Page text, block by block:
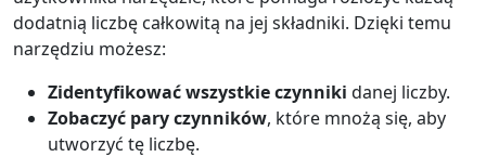
dodatnią liczbę całkowitą na jej składniki. Dzięki temu
narzędziu możesz:
Zidentyfikować wszystkie czynniki danej liczby.
Zobaczyć pary czynników, które mnożą się, aby
utworzyć tę liczbę.